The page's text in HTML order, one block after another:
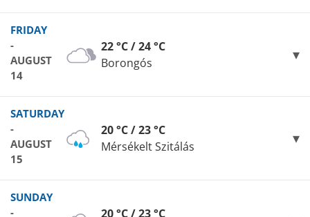
FRIDAY
-
AUGUST
14
22 °C / 24 °C
Borongós
SATURDAY
-
AUGUST
15
20 °C / 23 °C
Mérsékelt Szitálás
SUNDAY
-
20 °C / 23 °C